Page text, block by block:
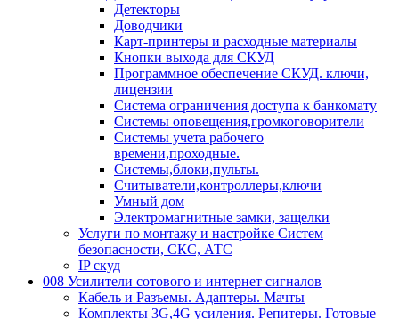
Детекторы
Доводчики
Карт-принтеры и расходные материалы
Кнопки выхода для СКУД
Программное обеспечение СКУД. ключи,
лицензии
Система ограничения доступа к банкомату
Системы оповещения,громкоговорители
Системы учета рабочего
времени,проходные.
Системы,блоки,пульты.
Считыватели,контроллеры,ключи
Умный дом
Электромагнитные замки, защелки
Услуги по монтажу и настройке Систем
безопасности, СКС, АТС
IP скуд
008 Усилители сотового и интернет сигналов
Кабель и Разъемы. Адаптеры. Мачты
Комплекты 3G,4G усиления. Репитеры. Готовые